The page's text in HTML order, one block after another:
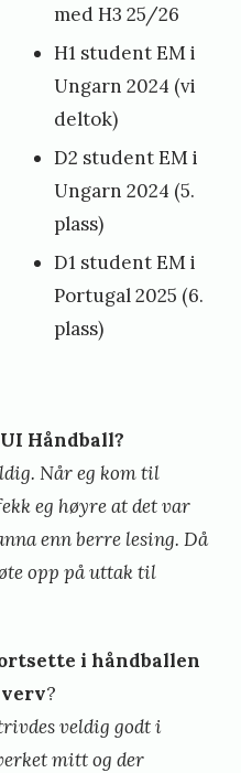
med H3 25/26
H1 student EM i
Ungarn 2024 (vi
deltok)
D2 student EM i
Ungarn 2024 (5.
plass)
D1 student EM i
Portugal 2025 (6.
plass)
Håndball?
Når eg kom til
eg høyre at det var
enn berre lesing. Då
opp på uttak til
i håndballen
?
veldig godt i
mitt og der